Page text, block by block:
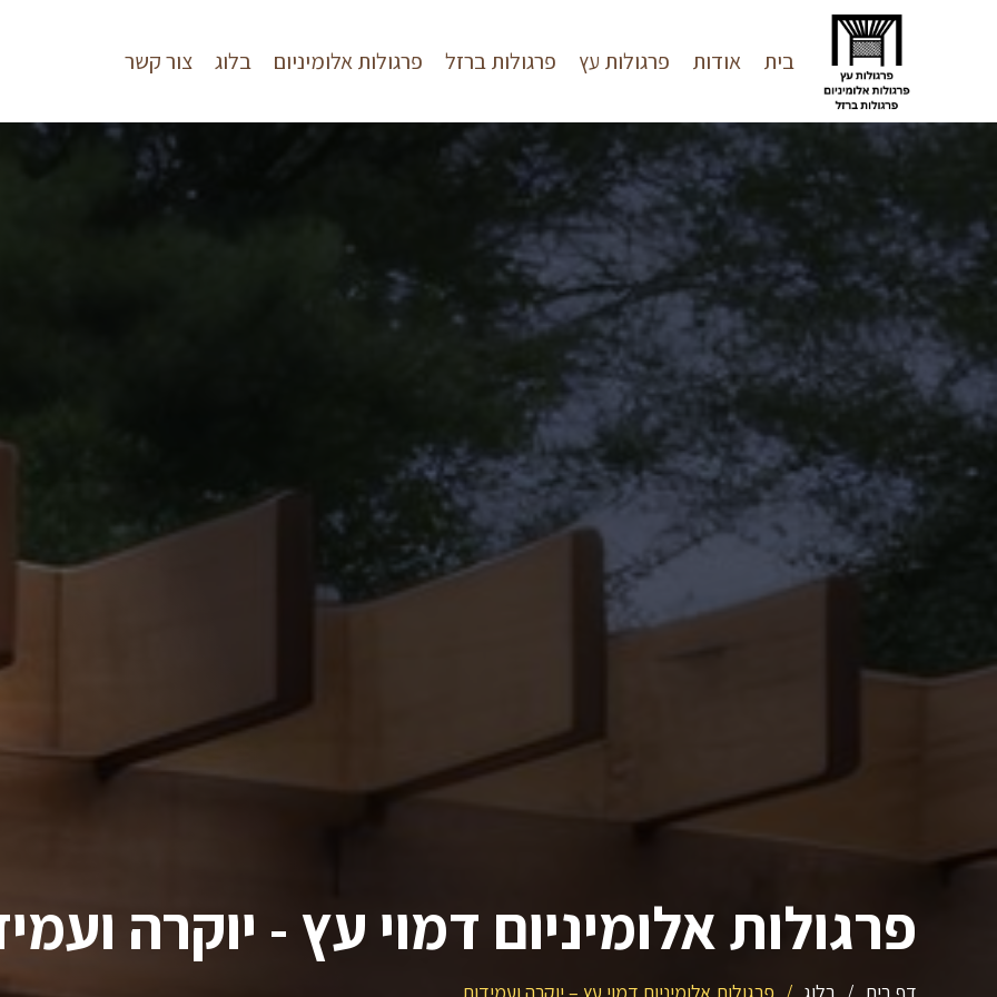
בית אודות פרגולות עץ פרגולות ברזל פרגולות אלומיניום בלוג צור קשר
פרגולות אלומיניום דמוי עץ - יוקרה
דף בית / בלוג / פרגולות אלומיניום דמוי עץ – יוקרה ועמידות